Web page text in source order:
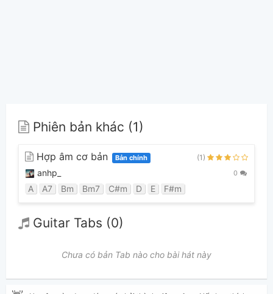
Phiên bản khác (1)
Hợp âm cơ bản Bản chính (1)
anhp_ 0
A A7 Bm Bm7 C#m D E F#m
Guitar Tabs (0)
Chưa có bản Tab nào cho bài hát này